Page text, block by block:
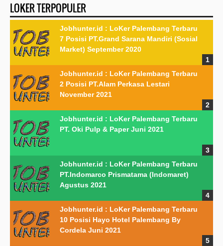
LOKER TERPOPULER
Jobhunter.id : LoKer Palembang Terbaru
7 Posisi PT.Grand Sarana Mandiri (Sosial
Market) September 2020
Jobhunter.id : LoKer Palembang Terbaru
2 Posisi PT.Alam Perkasa Lestari
November 2021
Jobhunter.id : LoKer Palembang Terbaru
PT. Oki Pulp & Paper Juni 2021
Jobhunter.id : LoKer Palembang Terbaru
PT.Indomarco Prismatama (Indomaret)
Agustus 2021
Jobhunter.id : LoKer Palembang Terbaru
10 Posisi Hayo Hotel Palembang By
Cordela Juni 2021